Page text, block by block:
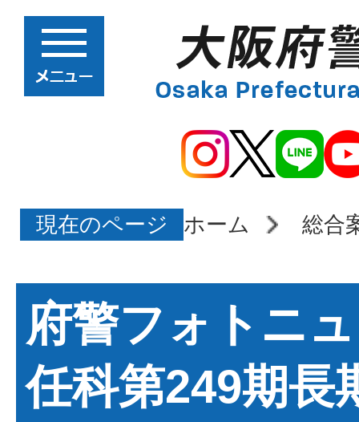
現在のページ ホーム 総合
府警フォトニ
任科第249期長